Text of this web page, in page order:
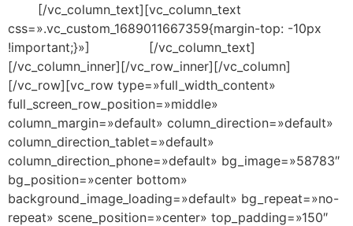
[/vc_column_text][vc_column_text
css=».vc_custom_1689011667359{margin-top: -10px
!important;}»]
[/vc_column_text]
[/vc_column_inner][/vc_row_inner][/vc_column]
[/vc_row][vc_row type=»full_width_content»
full_screen_row_position=»middle»
column_margin=»default» column_direction=»default»
column_direction_tablet=»default»
column_direction_phone=»default» bg_image=»58783″
bg_position=»center bottom»
background_image_loading=»default» bg_repeat=»no-
repeat» scene_position=»center» top_padding=»150″